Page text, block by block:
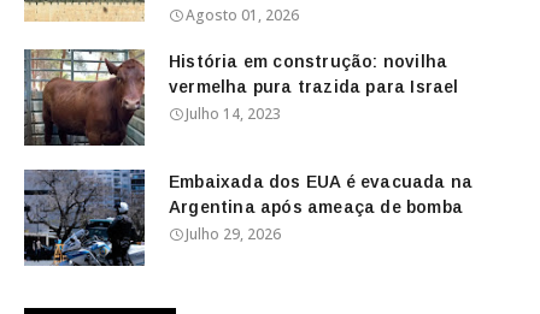
Agosto 01, 2026
História em construção: novilha
vermelha pura trazida para Israel
Julho 14, 2023
Embaixada dos EUA é evacuada na
Argentina após ameaça de bomba
Julho 29, 2026